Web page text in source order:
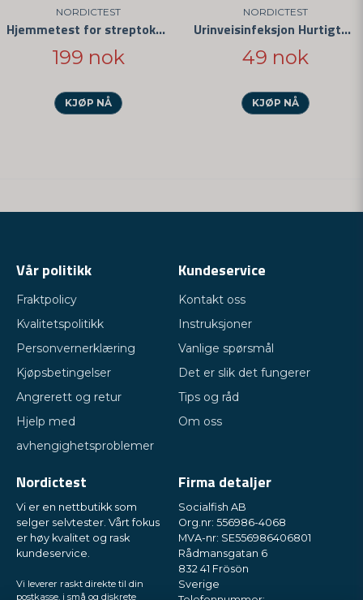
NORDICTEST
Hjemmetest for streptokokker i halsen
199 nok
KJØP NÅ
NORDICTEST
Urinveisinfeksjon Hurtigtest
49 nok
KJØP NÅ
Vår politikk
Fraktpolicy
Kvalitetspolitikk
Personvernerklæring
Kjøpsbetingelser
Angrerett og retur
Hjelp med
avhengighetsproblemer
Kundeservice
Kontakt oss
Instruksjoner
Vanlige spørsmål
Det er slik det fungerer
Tips og råd
Om oss
Nordictest
Vi er en nettbutikk som
selger selvtester. Vårt fokus
er høy kvalitet og rask
kundeservice.
Vi leverer raskt direkte til din
postkasse, i små og diskrete
Firma detaljer
Socialfish AB
Org.nr: 556986-4068
MVA-nr: SE556986406801
Rådmansgatan 6
832 41 Frösön
Sverige